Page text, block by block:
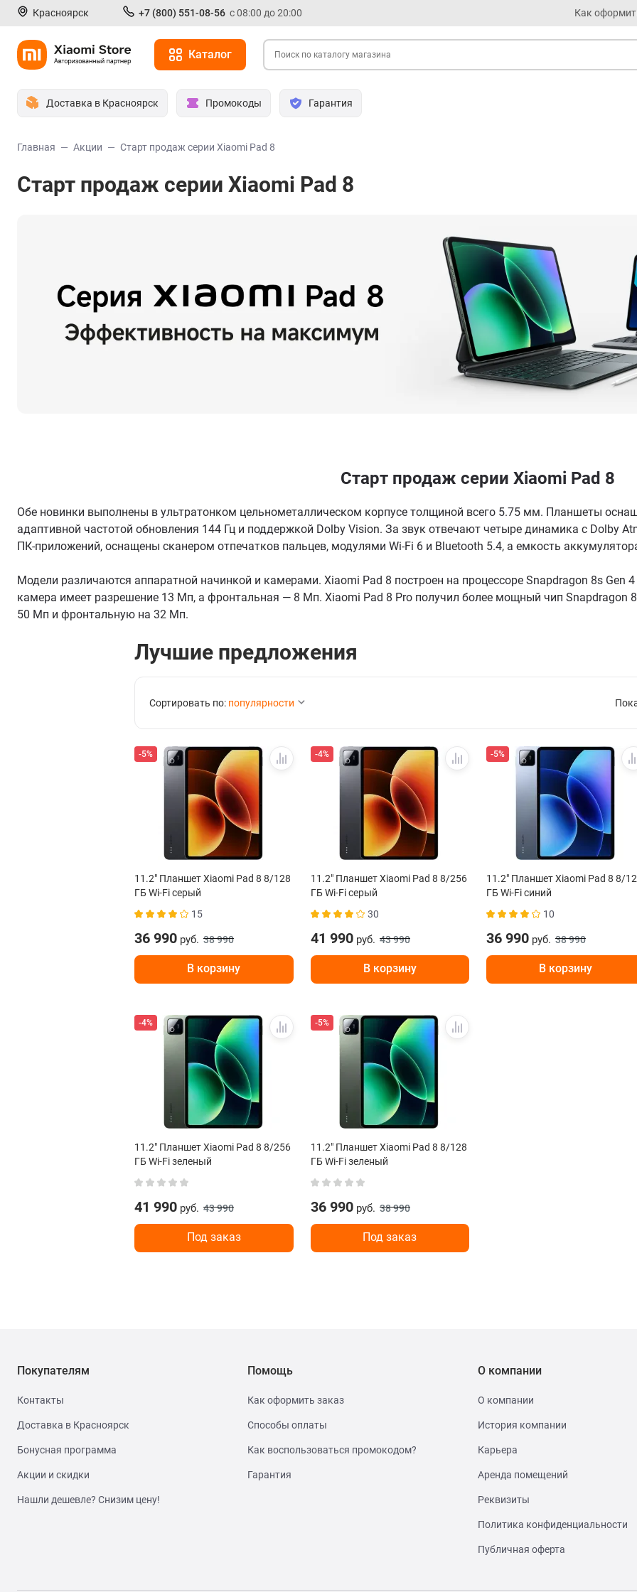
Красноярск +7 (800) 551-08-56 с 08:00 до 20:00 Как
Каталог
Доставка в Красноярск Промокоды Гарантия
Главная Акции Старт продаж серии Xiaomi Pad 8
Старт продаж серии Xiaomi Pad 8
Старт продаж серии Xiaomi Pad 8
Обе новинки выполнены в ультратонком цельнометаллическом корпусе толщиной всего 5.75 мм. Планшеты
адаптивной частотой обновления 144 Гц и поддержкой Dolby Vision. За звук отвечают четыре динамика с Dolby
ПК-приложений, оснащены сканером отпечатков пальцев, модулями Wi-Fi 6 и Bluetooth 5.4, а емкость
Модели различаются аппаратной начинкой и камерами. Xiaomi Pad 8 построен на процессоре Snapdragon 8s Gen
камера имеет разрешение 13 Мп, а фронтальная — 8 Мп. Xiaomi Pad 8 Pro получил более мощный чип Snapdragon
50 Мп и фронтальную на 32 Мп.
Лучшие предложения
Сортировать по: популярности
-5%
11.2" Планшет Xiaomi Pad 8 8/128
ГБ Wi-Fi серый
15
36 990 руб. 38 990
В корзину
-4%
11.2" Планшет Xiaomi Pad 8 8/256
ГБ Wi-Fi серый
30
41 990руб. 43 990
В корзину
-5%
11.2" Планшет Xiaomi Pad 8 8/
ГБ Wi-Fi синий
10
36 990 руб. 38 990
В корзину
-4%
11.2" Планшет Xiaomi Pad 8 8/256
ГБ Wi-Fi зеленый
41 990 руб. 43 990
Под заказ
-5%
11.2" Планшет Xiaomi Pad 8 8/128
ГБ Wi-Fi зеленый
36 990руб. 38 990
Под заказ
Покупателям
Контакты
Доставка в Красноярск
Бонусная программа
Акции и скидки
Нашли дешевле? Снизим цену!
Помощь
Как оформить заказ
Способы оплаты
Как воспользоваться промокодом?
Гарантия
О компании
О компании
История компании
Карьера
Аренда помещений
Реквизиты
Политика конфиденциальности
Публичная оферта